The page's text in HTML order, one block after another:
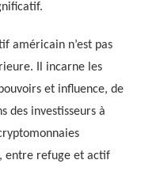
américain n’est pas
Il incarne les
et influence, de
des investisseurs à
entre refuge et actif